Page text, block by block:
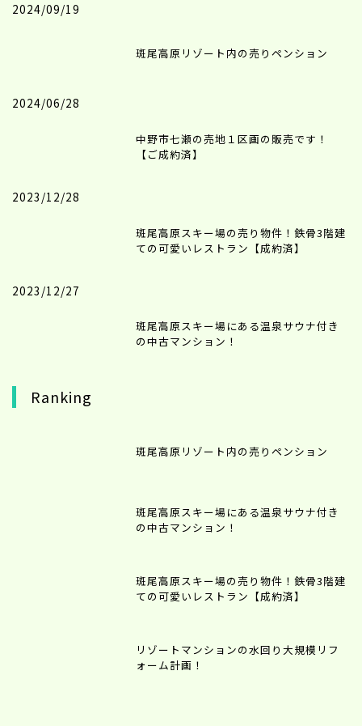
2024/09/19
斑尾高原リゾート内の売りペンション
2024/06/28
中野市七瀬の売地１区画の販売です！
【ご成約済】
2023/12/28
斑尾高原スキー場の売り物件！鉄骨3階建
ての可愛いレストラン【成約済】
2023/12/27
斑尾高原スキー場にある温泉サウナ付き
の中古マンション！
Ranking
斑尾高原リゾート内の売りペンション
斑尾高原スキー場にある温泉サウナ付き
の中古マンション！
斑尾高原スキー場の売り物件！鉄骨3階建
ての可愛いレストラン【成約済】
リゾートマンションの水回り大規模リフ
ォーム計画！